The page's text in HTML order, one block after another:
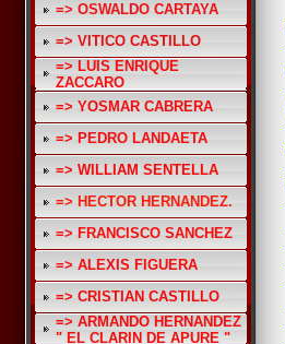
=> OSWALDO CARTAYA
=> VITICO CASTILLO
=> LUIS ENRIQUE
ZACCARO
=> YOSMAR CABRERA
=> PEDRO LANDAETA
=> WILLIAM SENTELLA
=> HECTOR HERNANDEZ.
=> FRANCISCO SANCHEZ
=> ALEXIS FIGUERA
=> CRISTIAN CASTILLO
=> ARMANDO HERNANDEZ
" EL CLARIN DE APURE "